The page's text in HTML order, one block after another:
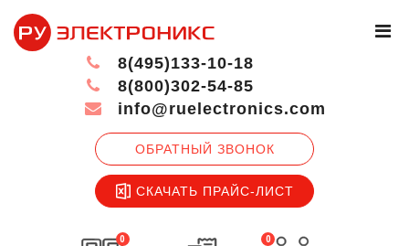
ОБРАТНЫЙ ЗВОНОК
СКАЧАТЬ ПРАЙС-ЛИСТ
8(495)133-10-18
8(800)302-54-85
info@ruelectronics.com
0 0